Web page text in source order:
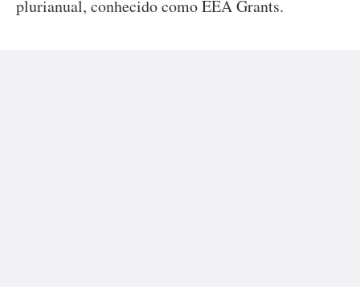
plurianual, conhecido como EEA Grants.